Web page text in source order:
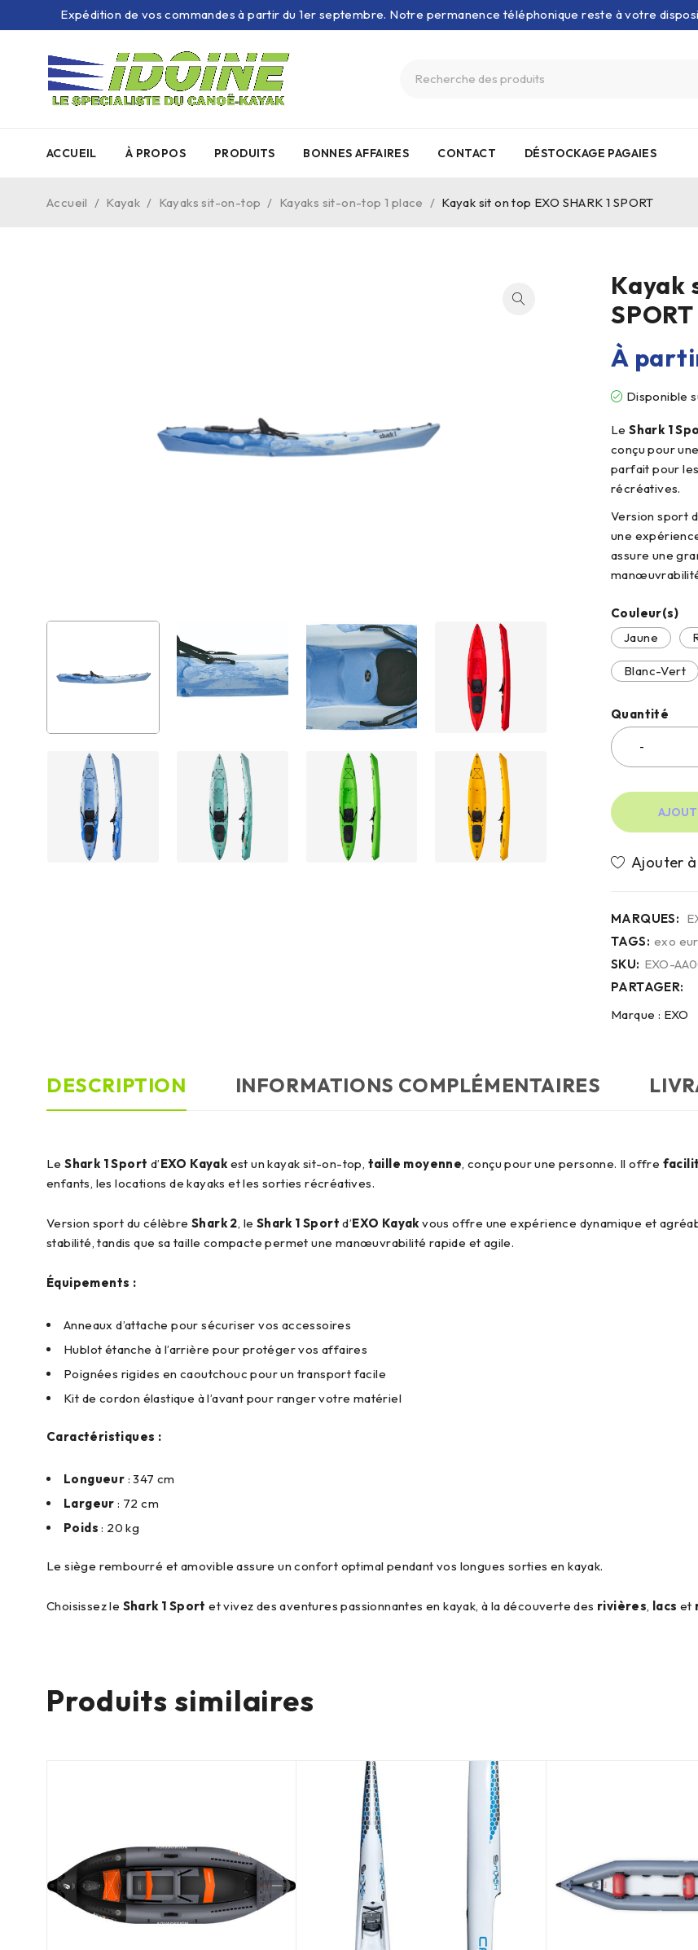
Expédition de vos commandes à partir du 1er septembre. Notre permanence téléphonique reste à votre
ACCUEIL À PROPOS PRODUITS BONNES AFFAIRES CONTACT DÉSTOCKAGE PAGAIES
Accueil / Kayak / Kayaks sit-on-top / Kayaks sit-on-top 1 place / Kayak sit on top EXO SHARK 1 SPORT
Kayak
SPORT
À
Disponible
LeShark 1
conçu pour
parfait pour
récréatives.
Version sport
une
assure une
Couleur(s)
Jaune
Blanc-Vert
Quantité
MARQUES:
TAGS: exo
SKU: EXO-
PARTAGER:
Marque : EXO
DESCRIPTION INFORMATIONS COMPLÉMENTAIRES
LeShark 1 Sport d’EXO Kayakest un kayak sit-on-top, taille moyenne, conçu pour une personne. Il offre
enfants, les locations de kayaks et les sorties récréatives.
Version sport du célèbre Shark 2, le Shark 1 Sport d’EXO Kayakvous offre une expérience dynamique et
stabilité, tandis que sa taille compacte permet une manœuvrabilité rapide et agile.
Équipements :
Anneaux d’attache pour sécuriser vos accessoires
Hublot étanche à l’arrière pour protéger vos affaires
Poignées rigides en caoutchouc pour un transport facile
Kit de cordon élastique à l’avant pour ranger votre matériel
Caractéristiques :
Longueur : 347 cm
Largeur : 72 cm
Poids : 20 kg
Le siège rembourré et amovible assure un confort optimal pendant vos longues sorties en kayak.
Choisissez le Shark 1 Sport et vivez des aventures passionnantes en kayak, à la découverte des rivières, lacs et
Produits similaires